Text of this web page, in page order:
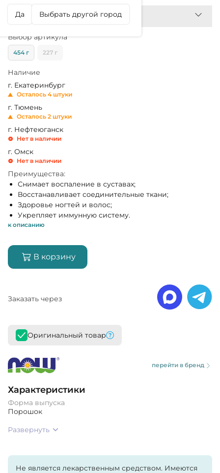
Да Выбрать другой город
Выбор артикула
454 г 227 г
Наличие
г. Екатеринбург
Осталось 4 штуки
г. Тюмень
Осталось 2 штуки
г. Нефтеюганск
Нет в наличии
г. Омск
Нет в наличии
Преимущества:
Снимает воспаление в суставах;
Восстанавливает соединительные ткани;
Здоровье ногтей и волос;
Укрепляет иммунную систему.
к описанию
В корзину
Заказать через
Оригинальный товар
перейти в бренд
Характеристики
Форма выпуска
Порошок
Развернуть
Не является лекарственным средством. Имеются